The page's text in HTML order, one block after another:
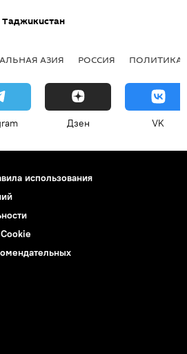
Таджикистан
АЗИЯ РОССИЯ ПОЛИТИКА
Дзен VK
использования